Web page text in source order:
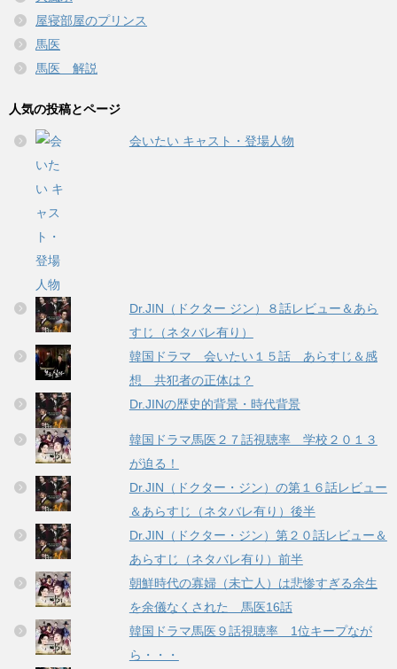
屋寝部屋のプリンス
馬医
馬医 解説
人気の投稿とページ
会いたい キャスト・登場人物
Dr.JIN（ドクター ジン）８話レビュー＆あら
すじ（ネタバレ有り）
韓国ドラマ 会いたい１５話 あらすじ＆感
想 共犯者の正体は？
Dr.JINの歴史的背景・時代背景
韓国ドラマ馬医２７話視聴率 学校２０１３
が迫る！
Dr.JIN（ドクター・ジン）の第１６話レビュー
＆あらすじ（ネタバレ有り）後半
Dr.JIN（ドクター・ジン）第２０話レビュー＆
あらすじ（ネタバレ有り）前半
朝鮮時代の寡婦（未亡人）は悲惨すぎる余生
を余儀なくされた 馬医16話
韓国ドラマ馬医９話視聴率 1位キープなが
ら・・・